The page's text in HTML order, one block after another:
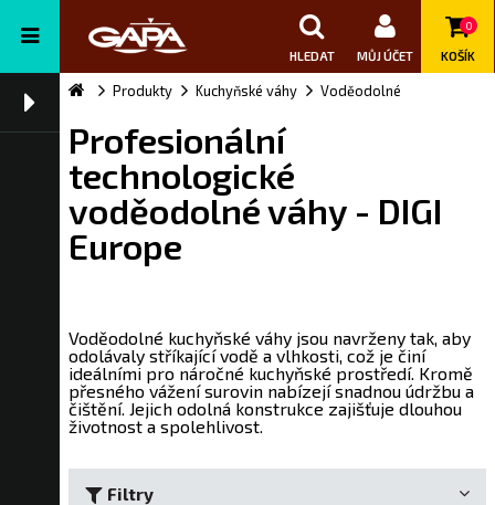
HLEDAT MŮJ ÚČET
0
KOŠÍK
Produkty Kuchyňské váhy Voděodolné
Profesionální
technologické
voděodolné váhy - DIGI
Europe
Voděodolné kuchyňské váhy jsou navrženy tak, aby
odolávaly stříkající vodě a vlhkosti, což je činí
ideálními pro náročné kuchyňské prostředí. Kromě
přesného vážení surovin nabízejí snadnou údržbu a
čištění. Jejich odolná konstrukce zajišťuje dlouhou
životnost a spolehlivost.
Filtry